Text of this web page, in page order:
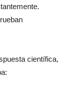
científica,